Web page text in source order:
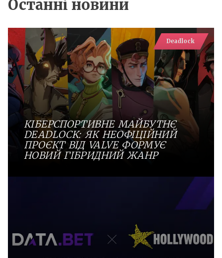
Останні новини
Deadlock
КІБЕРСПОРТИВНЕ МАЙБУТНЄ
DEADLOCK: ЯК НЕОФІЦІЙНИЙ
ПРОЄКТ ВІД VALVE ФОРМУЄ
НОВИЙ ГІБРИДНИЙ ЖАНР